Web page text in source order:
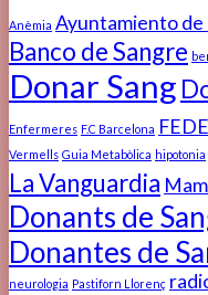
Anèmia Ayuntamiento de
Banco de Sangre
Donar Sang
Enfermeres F.C Barcelona
Vermells Guia Metabòlica hipotonia
La Vanguardia
Donants de
Donantes de
neurologia Pastiforn Llorenç